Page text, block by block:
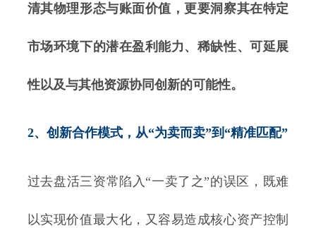
清其物理形态与账面价值，更要洞察其在特定
市场环境下的潜在盈利能力、稀缺性、可延展
性以及与其他资源协同创新的可能性。
2、创新合作模式，从“为卖而卖”到“精准匹配”
过去盘活三资常陷入“一卖了之”的误区，既难
以实现价值最大化，又容易造成核心资产控制